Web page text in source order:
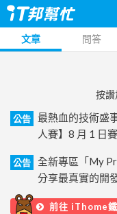
文章 問答
按
公告
最熱血的技術盛
人賽】8 月 1 日
公告
全新專區「My
分享最真實的開
前往 iThome